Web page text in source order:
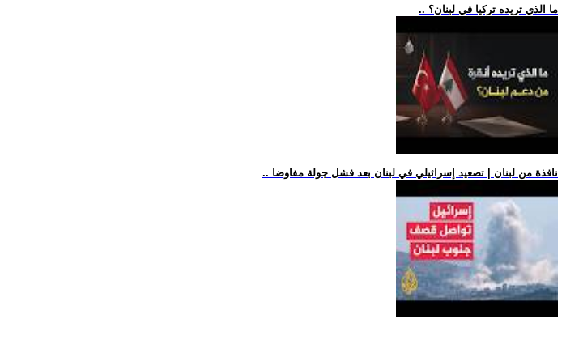
.. ما الذي تريده تركيا في لبنان؟
.. نافذة من لبنان | تصعيد إسرائيلي في لبنان بعد فشل جولة مفاوضا